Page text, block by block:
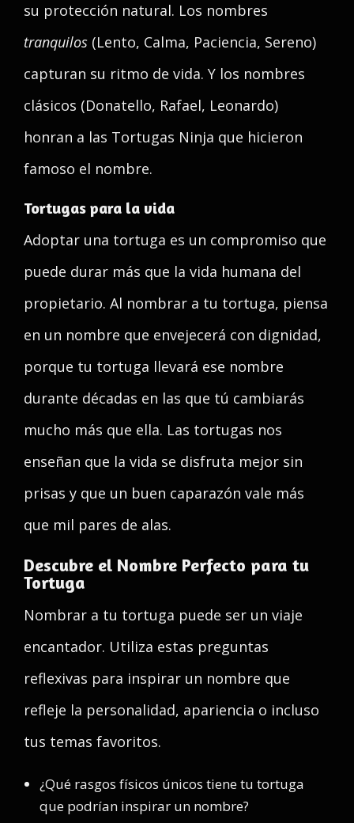
su protección natural. Los nombres
tranquilos (Lento, Calma, Paciencia, Sereno)
capturan su ritmo de vida. Y los nombres
clásicos (Donatello, Rafael, Leonardo)
honran a las Tortugas Ninja que hicieron
famoso el nombre.
Tortugas para la vida
Adoptar una tortuga es un compromiso que
puede durar más que la vida humana del
propietario. Al nombrar a tu tortuga, piensa
en un nombre que envejecerá con dignidad,
porque tu tortuga llevará ese nombre
durante décadas en las que tú cambiarás
mucho más que ella. Las tortugas nos
enseñan que la vida se disfruta mejor sin
prisas y que un buen caparazón vale más
que mil pares de alas.
Descubre el Nombre Perfecto para tu
Tortuga
Nombrar a tu tortuga puede ser un viaje
encantador. Utiliza estas preguntas
reflexivas para inspirar un nombre que
refleje la personalidad, apariencia o incluso
tus temas favoritos.
¿Qué rasgos físicos únicos tiene tu tortuga
que podrían inspirar un nombre?